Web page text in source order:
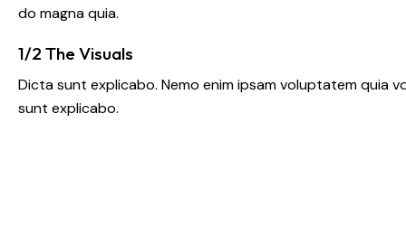
do magna quia.
1/2 The Visuals
Dicta sunt explicabo. Nemo enim ipsam voluptatem
sunt explicabo.